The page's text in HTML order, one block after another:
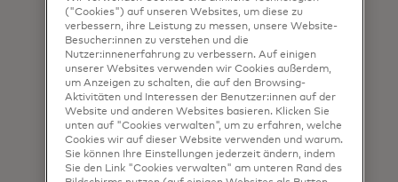
Account Intelligence umfasst 15
Scores und nutzt globale
Zahlungsdaten sowie KI-Methoden,
um diverse Risiken zu erkennen. Es
lernt mit jeder Transaktion eines
Karteninhabers und wird dadurch
immer genauer und
aufschlussreicher.
("Cookies") auf unseren Websites, um diese zu
verbessern, ihre Leistung zu messen, unsere Website-
Besucher:innen zu verstehen und die
Nutzer:innenerfahrung zu verbessern. Auf einigen
unserer Websites verwenden wir Cookies außerdem,
um Anzeigen zu schalten, die auf den Browsing-
Aktivitäten und Interessen der Benutzer:innen auf der
Website und anderen Websites basieren. Klicken Sie
unten auf "Cookies verwalten", um zu erfahren, welche
Cookies wir auf dieser Website verwenden und warum.
Sie können Ihre Einstellungen jederzeit ändern, indem
Sie den Link "Cookies verwalten" am unteren Rand des